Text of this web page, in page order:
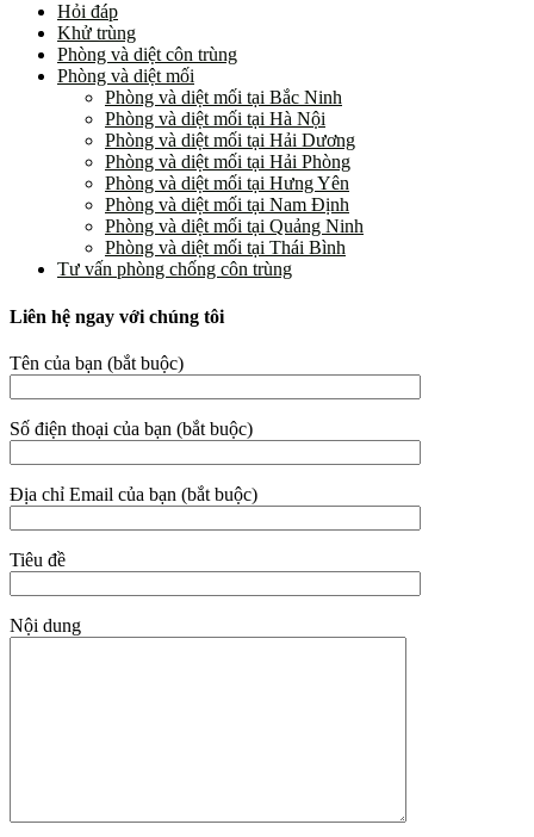
Hỏi đáp
Khử trùng
Phòng và diệt côn trùng
Phòng và diệt mối
Phòng và diệt mối tại Bắc Ninh
Phòng và diệt mối tại Hà Nội
Phòng và diệt mối tại Hải Dương
Phòng và diệt mối tại Hải Phòng
Phòng và diệt mối tại Hưng Yên
Phòng và diệt mối tại Nam Định
Phòng và diệt mối tại Quảng Ninh
Phòng và diệt mối tại Thái Bình
Tư vấn phòng chống côn trùng
Liên hệ ngay với chúng tôi
Tên của bạn (bắt buộc)
Số điện thoại của bạn (bắt buộc)
Địa chỉ Email của bạn (bắt buộc)
Tiêu đề
Nội dung